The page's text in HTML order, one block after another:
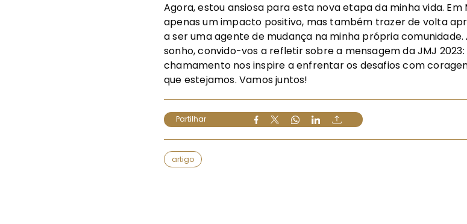
Agora, estou ansiosa para esta nova etapa da minha vida.
apenas um impacto positivo, mas também trazer de volta
a ser uma agente de mudança na minha própria
sonho, convido-vos a refletir sobre a mensagem da JMJ
chamamento nos inspire a enfrentar os desafios com
que estejamos. Vamos juntos!
Partilhar
artigo